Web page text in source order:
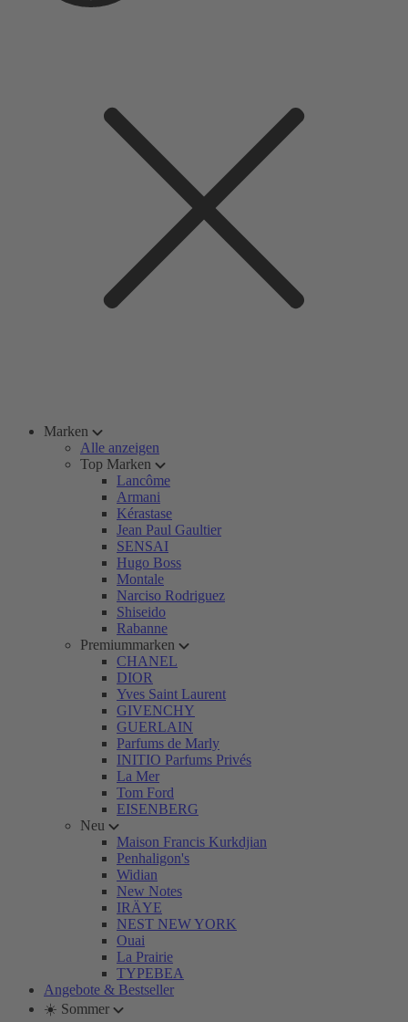
Marken
Alle anzeigen
Top Marken
Lancôme
Armani
Kérastase
Jean Paul Gaultier
SENSAI
Hugo Boss
Montale
Narciso Rodriguez
Shiseido
Rabanne
Premiummarken
CHANEL
DIOR
Yves Saint Laurent
GIVENCHY
GUERLAIN
Parfums de Marly
INITIO Parfums Privés
La Mer
Tom Ford
EISENBERG
Neu
Maison Francis Kurkdjian
Penhaligon's
Widian
New Notes
IRÄYE
NEST NEW YORK
Ouai
La Prairie
TYPEBEA
Angebote & Bestseller
☀️ Sommer